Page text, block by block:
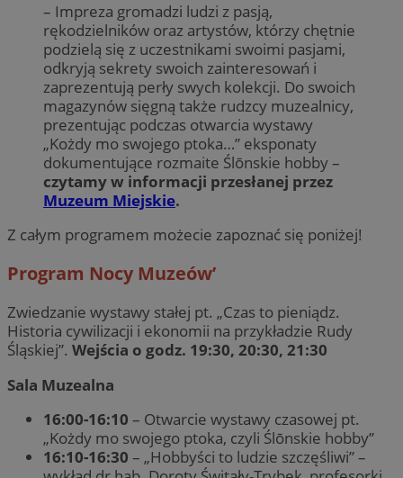
– Impreza gromadzi ludzi z pasją,
rękodzielników oraz artystów, którzy chętnie
podzielą się z uczestnikami swoimi pasjami,
odkryją sekrety swoich zainteresowań i
zaprezentują perły swych kolekcji. Do swoich
magazynów sięgną także rudzcy muzealnicy,
prezentując podczas otwarcia wystawy
„Kożdy mo swojego ptoka…” eksponaty
dokumentujące rozmaite Ślōnskie hobby –
czytamy w informacji przesłanej przez
Muzeum Miejskie.
Z całym programem możecie zapoznać się poniżej!
Program Nocy Muzeów’
Zwiedzanie wystawy stałej pt. „Czas to pieniądz.
Historia cywilizacji i ekonomii na przykładzie Rudy
Śląskiej”. Wejścia o godz. 19:30, 20:30, 21:30
Sala Muzealna
16:00-16:10 – Otwarcie wystawy czasowej pt.
„Kożdy mo swojego ptoka, czyli Ślōnskie hobby”
16:10-16:30 – „Hobbyści to ludzie szczęśliwi” –